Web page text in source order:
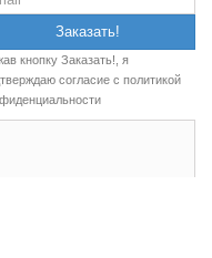
кнопку Заказать!, я
согласие c политикой